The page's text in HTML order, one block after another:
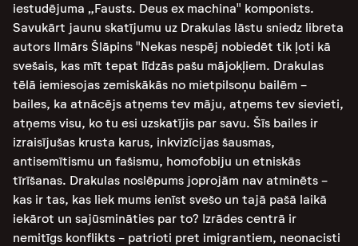
iestudējuma „Fausts. Deus ex machina" komponists.
Savukārt jaunu skatījumu uz Drakulas lāstu sniedz libreta
autors Ilmārs Šlāpins "Nekas nespēj nobiedēt tik ļoti kā
svešais, kas mīt tepat līdzās pašu mājokļiem. Drakulas
tēlā iemiesojas zemiskākās no mietpilsoņu bailēm -
bailes, ka atnācējs atņems tev māju, atņems tev sievieti,
atņems visu, ko tu esi uzskatījis par savu. Šīs bailes ir
izraisījušas krusta karus, inkvizīcijas šausmas,
antisemītismu un fašismu, homofobiju un etniskās
tīrīšanas. Drakulas noslēpums joprojām nav atminēts -
kas ir tas, kas liek mums ienīst svešo un tajā pašā laikā
iekārot un sajūsmināties par to? Izrādes centrā ir
nemitīgs konflikts - patrioti pret imigrantiem, neonacisti